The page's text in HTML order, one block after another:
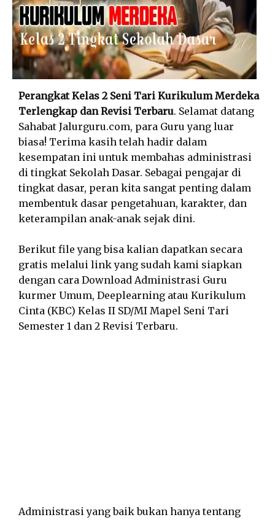
Perangkat Kelas 2 Seni Tari Kurikulum Merdeka
Terlengkap dan Revisi Terbaru. Selamat datang
Sahabat Jalurguru.com, para Guru yang luar
biasa! Terima kasih telah hadir dalam
kesempatan ini untuk membahas administrasi
di tingkat Sekolah Dasar. Sebagai pengajar di
tingkat dasar, peran kita sangat penting dalam
membentuk dasar pengetahuan, karakter, dan
keterampilan anak-anak sejak dini.
Berikut file yang bisa kalian dapatkan secara
gratis melalui link yang sudah kami siapkan
dengan cara Download Administrasi Guru
kurmer Umum, Deeplearning atau Kurikulum
Cinta (KBC) Kelas II SD/MI Mapel Seni Tari
Semester 1 dan 2 Revisi Terbaru.
Administrasi yang baik bukan hanya tentang